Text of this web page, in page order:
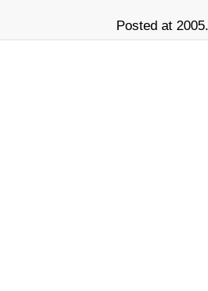
Posted at